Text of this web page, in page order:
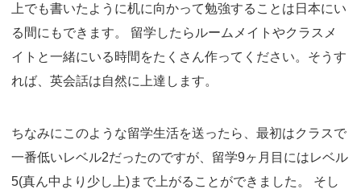
上でも書いたように机に向かって勉強することは日本にい
る間にもできます。 留学したらルームメイトやクラスメ
イトと一緒にいる時間をたくさん作ってください。そうす
れば、英会話は自然に上達します。
ちなみにこのような留学生活を送ったら、最初はクラスで
一番低いレベル2だったのですが、留学9ヶ月目にはレベル
5(真ん中より少し上)まで上がることができました。 そし